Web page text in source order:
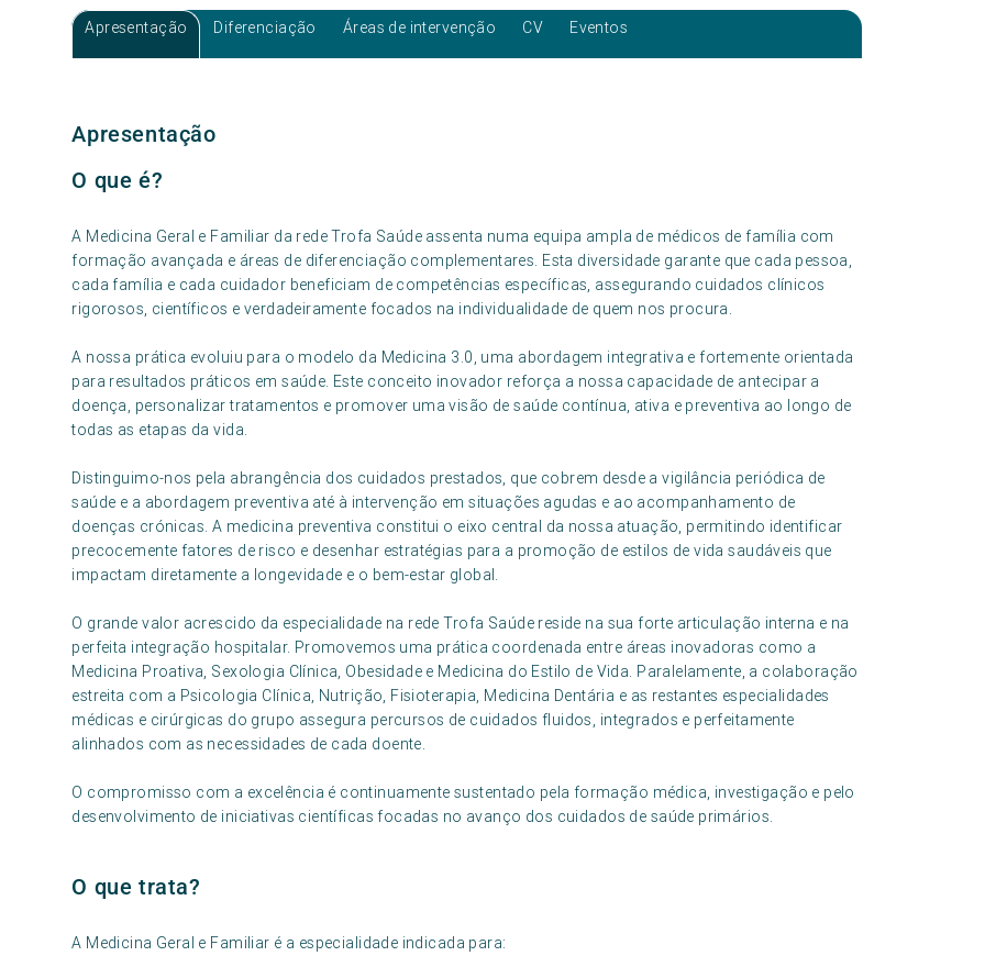
Apresentação Diferenciação Áreas de intervenção CV Eventos
Apresentação
O que é?
A Medicina Geral e Familiar da rede Trofa Saúde assenta numa equipa ampla de médicos de família com
formação avançada e áreas de diferenciação complementares. Esta diversidade garante que cada pessoa,
cada família e cada cuidador beneficiam de competências específicas, assegurando cuidados clínicos
rigorosos, científicos e verdadeiramente focados na individualidade de quem nos procura.
A nossa prática evoluiu para o modelo da Medicina 3.0, uma abordagem integrativa e fortemente orientada
para resultados práticos em saúde. Este conceito inovador reforça a nossa capacidade de antecipar a
doença, personalizar tratamentos e promover uma visão de saúde contínua, ativa e preventiva ao longo de
todas as etapas da vida.
Distinguimo-nos pela abrangência dos cuidados prestados, que cobrem desde a vigilância periódica de
saúde e a abordagem preventiva até à intervenção em situações agudas e ao acompanhamento de
doenças crónicas. A medicina preventiva constitui o eixo central da nossa atuação, permitindo identificar
precocemente fatores de risco e desenhar estratégias para a promoção de estilos de vida saudáveis que
impactam diretamente a longevidade e o bem-estar global.
O grande valor acrescido da especialidade na rede Trofa Saúde reside na sua forte articulação interna e na
perfeita integração hospitalar. Promovemos uma prática coordenada entre áreas inovadoras como a
Medicina Proativa, Sexologia Clínica, Obesidade e Medicina do Estilo de Vida. Paralelamente, a colaboração
estreita com a Psicologia Clínica, Nutrição, Fisioterapia, Medicina Dentária e as restantes especialidades
médicas e cirúrgicas do grupo assegura percursos de cuidados fluidos, integrados e perfeitamente
alinhados com as necessidades de cada doente.
O compromisso com a excelência é continuamente sustentado pela formação médica, investigação e pelo
desenvolvimento de iniciativas científicas focadas no avanço dos cuidados de saúde primários.
O que trata?
A Medicina Geral e Familiar é a especialidade indicada para: